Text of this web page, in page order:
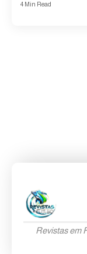
4 Min Read
Revistas em